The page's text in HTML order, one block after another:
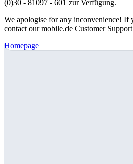
(0)30 - 81097 - 601 zur Verfügung.
We apologise for any inconvenience! If
contact our mobile.de Customer
Homepage